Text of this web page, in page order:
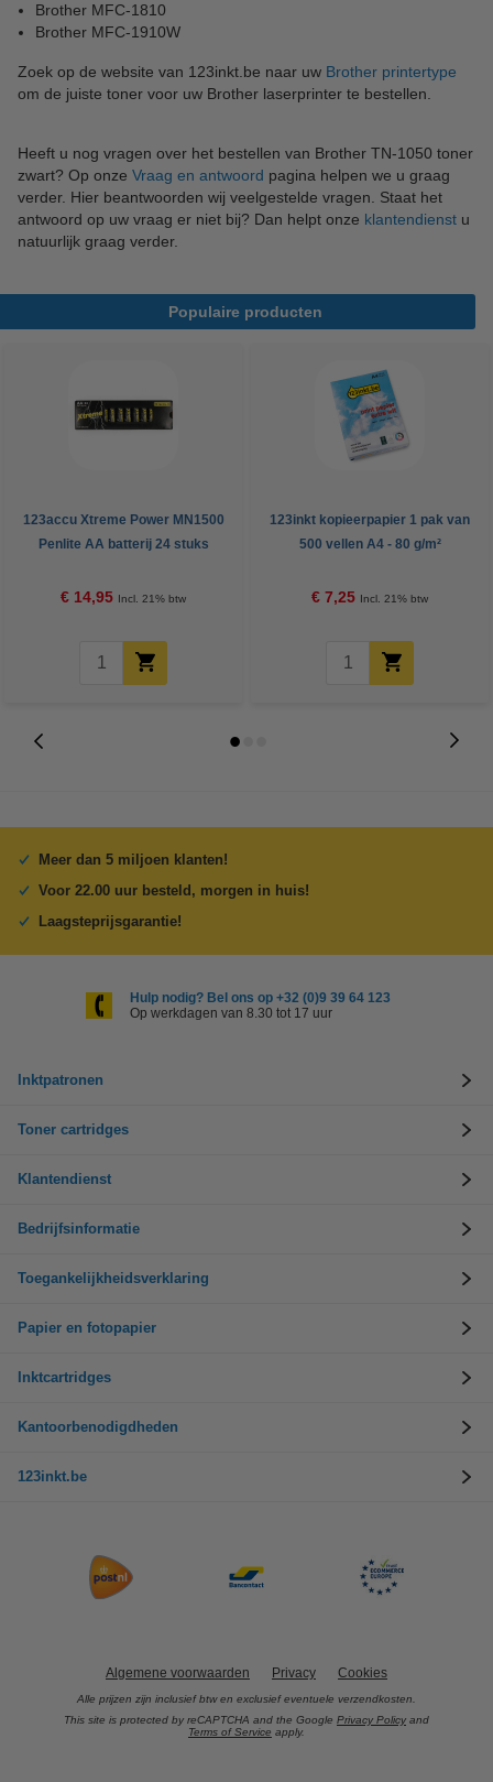
Brother MFC-1810
Brother MFC-1910W
Zoek op de website van 123inkt.be naar uw Brother printertype
om de juiste toner voor uw Brother laserprinter te bestellen.
Heeft u nog vragen over het bestellen van Brother TN-1050 toner
zwart? Op onze Vraag en antwoord pagina helpen we u graag
verder. Hier beantwoorden wij veelgestelde vragen. Staat het
antwoord op uw vraag er niet bij? Dan helpt onze klantendienst u
natuurlijk graag verder.
Populaire producten
123accu Xtreme Power MN1500
Penlite AA batterij 24 stuks
€ 14,95 Incl. 21% btw
123inkt kopieerpapier 1 pak van
500 vellen A4 - 80 g/m²
€ 7,25 Incl. 21% btw
Meer dan 5 miljoen klanten!
Voor 22.00 uur besteld, morgen in huis!
Laagsteprijsgarantie!
Hulp nodig? Bel ons op +32 (0)9 39 64 123
Op werkdagen van 8.30 tot 17 uur
Inktpatronen
Toner cartridges
Klantendienst
Bedrijfsinformatie
Toegankelijkheidsverklaring
Papier en fotopapier
Inktcartridges
Kantoorbenodigdheden
123inkt.be
Algemene voorwaarden Privacy Cookies
Alle prijzen zijn inclusief btw en exclusief eventuele verzendkosten.
This site is protected by reCAPTCHA and the Google Privacy Policy and
Terms of Service apply.